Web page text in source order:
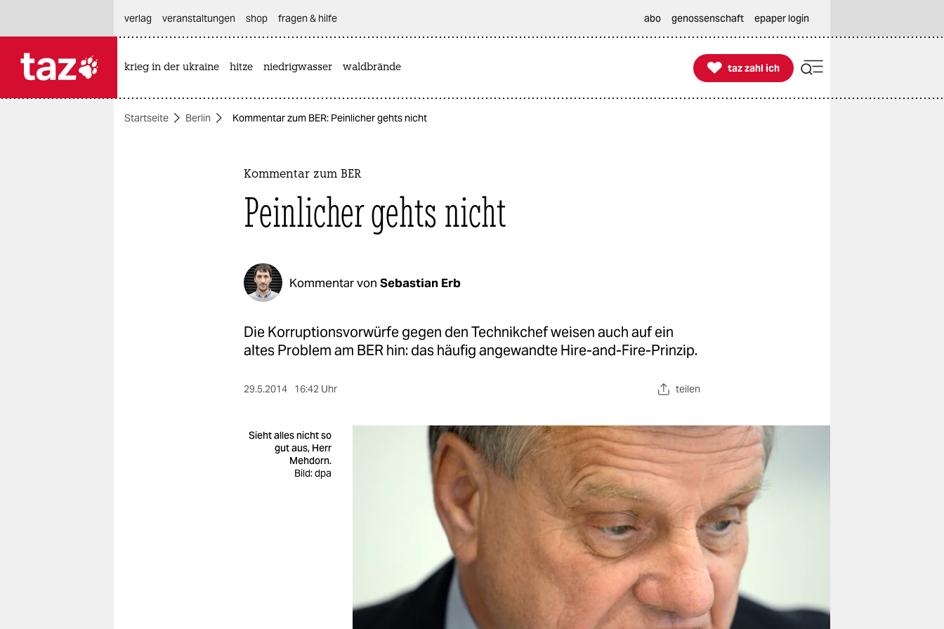
themen
verlag
veranstaltungen shop fragen & hilfe abo genossenschaft epaper login
krieg in der ukraine hitze niedrigwasser waldbrände 
taz zahl ich
taz zahl ich
Startseite Berlin Kommentar zum BER: Peinlicher gehts nicht
Kommentar zum BER
Peinlicher gehts nicht
Kommentar von Sebastian Erb
Die Korruptionsvorwürfe gegen den Technikchef weisen auch auf ein
altes Problem am BER hin: das häufig angewandte Hire-and-Fire-Prinzip.
29.5.2014 16:42 Uhr teilen
Sieht alles nicht so
gut aus, Herr
Mehdorn.
Bild: dpa